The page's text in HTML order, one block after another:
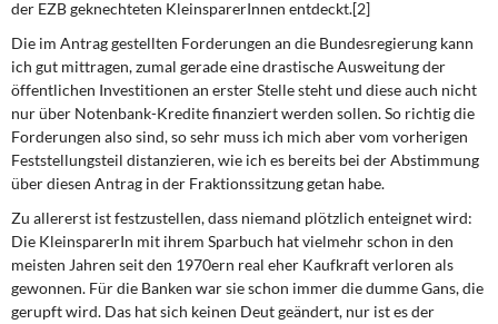
Kontakt
der EZB geknechteten KleinsparerInnen entdeckt.[2]
Die im Antrag gestellten Forderungen an die Bundesregierung kann
ich gut mittragen, zumal gerade eine drastische Ausweitung der
öffentlichen Investitionen an erster Stelle steht und diese auch nicht
nur über Notenbank-Kredite finanziert werden sollen. So richtig die
Forderungen also sind, so sehr muss ich mich aber vom vorherigen
Feststellungsteil distanzieren, wie ich es bereits bei der Abstimmung
über diesen Antrag in der Fraktionssitzung getan habe.
Zu allererst ist festzustellen, dass niemand plötzlich enteignet wird:
Die KleinsparerIn mit ihrem Sparbuch hat vielmehr schon in den
meisten Jahren seit den 1970ern real eher Kaufkraft verloren als
gewonnen. Für die Banken war sie schon immer die dumme Gans, die
gerupft wird. Das hat sich keinen Deut geändert, nur ist es der